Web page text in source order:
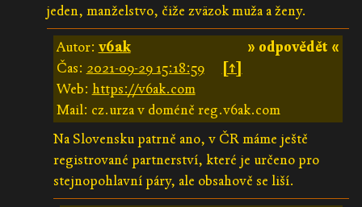
jeden, manželstvo, čiže zväzok muža a ženy.
» odpovědět «
Autor: v6ak
Čas: 2021-09-29 15:18:59
[↑]
Web: https://v6ak.com
Mail: cz.urza v doméně reg.v6ak.com
Na Slovensku patrně ano, v ČR máme ještě
registrované partnerství, které je určeno pro
stejnopohlavní páry, ale obsahově se liší.